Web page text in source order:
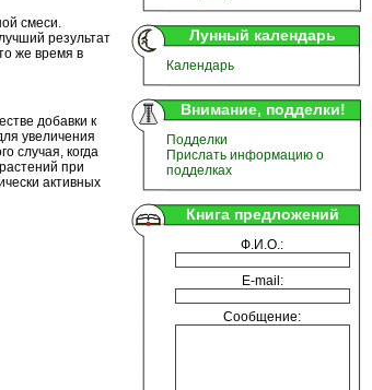
смеси.
результат
же время в
добавки к
увеличения
случая, когда
при
активных
Лунный календарь
Календарь
Внимание, подделки!
Подделки
Прислать информацию о
подделках
Книга предложений
Ф.И.О.:
E-mail:
Сообщение: